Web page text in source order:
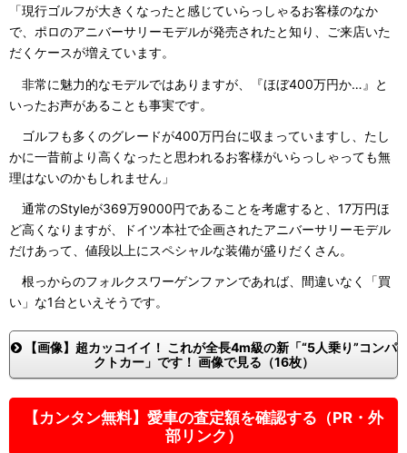
「現行ゴルフが大きくなったと感じていらっしゃるお客様のなか
で、ポロのアニバーサリーモデルが発売されたと知り、ご来店いた
だくケースが増えています。
非常に魅力的なモデルではありますが、『ほぼ400万円か…』と
いったお声があることも事実です。
ゴルフも多くのグレードが400万円台に収まっていますし、たし
かに一昔前より高くなったと思われるお客様がいらっしゃっても無
理はないのかもしれません」
通常のStyleが369万9000円であることを考慮すると、17万円ほ
ど高くなりますが、ドイツ本社で企画されたアニバーサリーモデル
だけあって、値段以上にスペシャルな装備が盛りだくさん。
根っからのフォルクスワーゲンファンであれば、間違いなく「買
い」な1台といえそうです。
【画像】超カッコイイ！ これが全長4m級の新「“5人乗り”コンパ
クトカー」です！ 画像で見る（16枚）
【カンタン無料】愛車の査定額を確認する（PR・外
部リンク）